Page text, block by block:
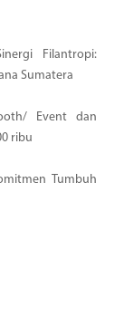
Filantropi:
Sumatera
Event dan
ribu
Tumbuh